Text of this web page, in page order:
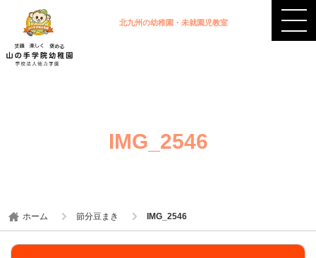
北九州の幼稚園・未就園児教室
IMG_2546
ホーム 節分豆まき IMG_2546